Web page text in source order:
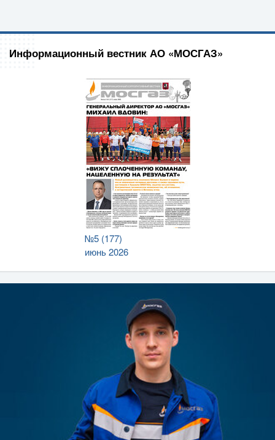
Информационный вестник АО «МОСГАЗ»
№5 (177)
июнь 2026